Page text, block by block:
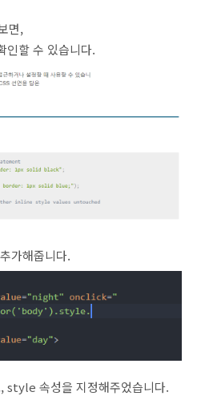
면,
할 수 있습니다.
가해줍니다.
style 속성을 지정해주었습니다.